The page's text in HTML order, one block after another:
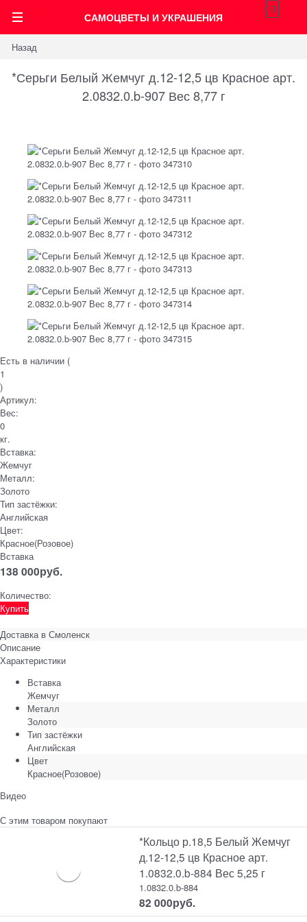
САМОЦВЕТЫ И УКРАШЕНИЯ
0
Назад
*Серьги Белый Жемчуг д.12-12,5 цв Красное арт.
2.0832.0.b-907 Вес 8,77 г
Есть в наличии (
1
)
Артикул:
Вес:
0
кг.
Вставка:
Жемчуг
Металл:
Золото
Тип застёжки:
Английская
Цвет:
Красное(Розовое)
Вставка
138 000руб.
Количество:
Купить
Доставка в Смоленск
Описание
Характеристики
Вставка
Жемчуг
Металл
Золото
Тип застёжки
Английская
Цвет
Красное(Розовое)
Видео
С этим товаром покупают
*Кольцо р.18,5 Белый Жемчуг
д.12-12,5 цв Красное арт.
1.0832.0.b-884 Вес 5,25 г
1.0832.0.b-884
82 000руб.